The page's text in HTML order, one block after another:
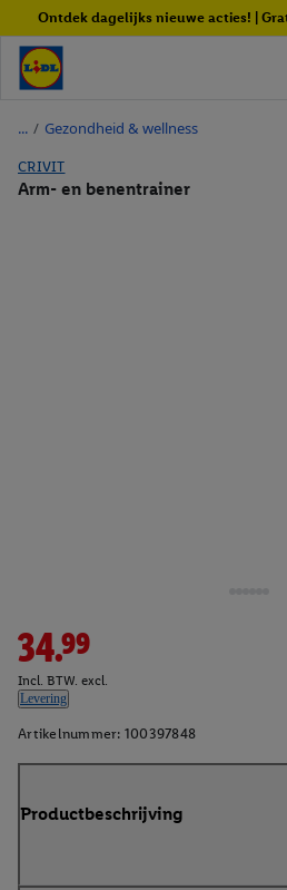
Ontdek dagelijks nieuwe acties! |
/ Gezondheid & wellness
CRIVIT
Arm- en benentrainer
34.99
Incl. BTW. excl.
Levering
Artikelnummer: 100397848
Productbeschrijving